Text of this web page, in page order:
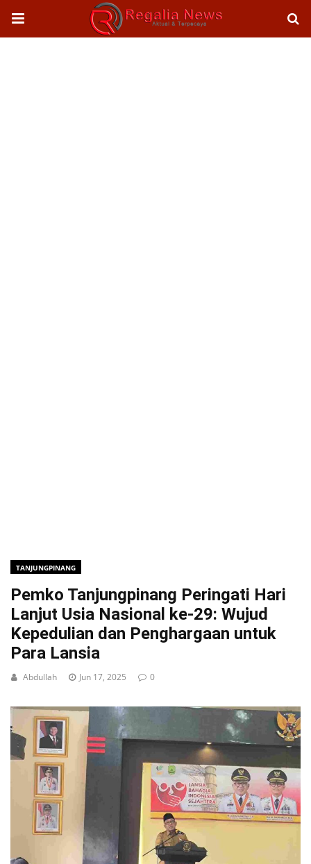
TANJUNGPINANG
Pemko Tanjungpinang Peringati Hari
Lanjut Usia Nasional ke-29: Wujud
Kepedulian dan Penghargaan untuk
Para Lansia
Abdullah Jun 17, 2025 0